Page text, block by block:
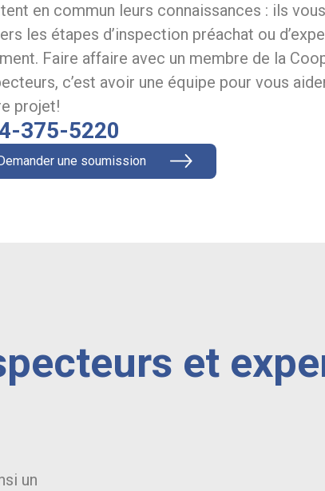
en commun leurs connaissances : ils
les étapes d’inspection préachat ou
Faire affaire avec un membre de la
c’est avoir une équipe pour vous
projet!
375-5220
une soumission
et
un